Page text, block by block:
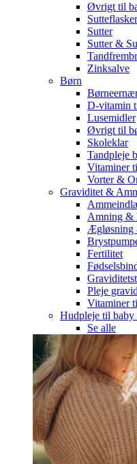
Øvrigt til
Sutter
Sutter &
Zinksalve
Børn
D-vitamin
Lusemidler
Øvrigt til
Skoleklar
Tandpleje
Vitaminer
Vorter &
Graviditet &
Amning &
Ægløsning
Fertilitet
Pleje gravid
Vitaminer
Hudpleje til baby
Se alle